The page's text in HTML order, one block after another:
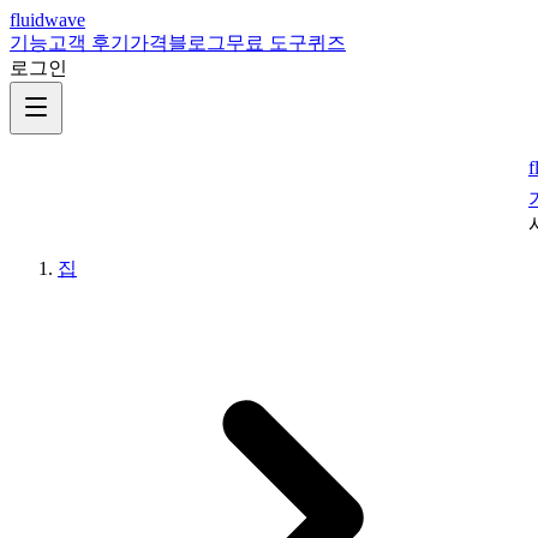
fluidwave
기능고객 후기 가격블로그무료 도구퀴즈
로그인
집